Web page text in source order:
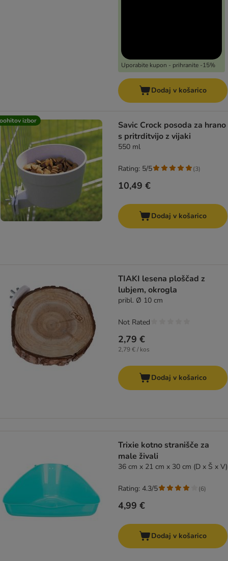
Uporabite kupon - prihranite -15%
Dodaj v košarico
izbor
Savic Crock posoda za hrano
s pritrditvijo z vijaki
550 ml
10,49 €
Rating: 5/5 (3)
Dodaj v košarico
TIAKI lesena ploščad z
lubjem, okrogla
pribl. Ø 10 cm
2,79 €
2,79 € / kos
Not Rated
Dodaj v košarico
Trixie kotno stranišče za
male živali
36 cm x 21 cm x 30 cm (D x Š x V)
4,99 €
Rating: 4.3/5 (6)
Dodaj v košarico